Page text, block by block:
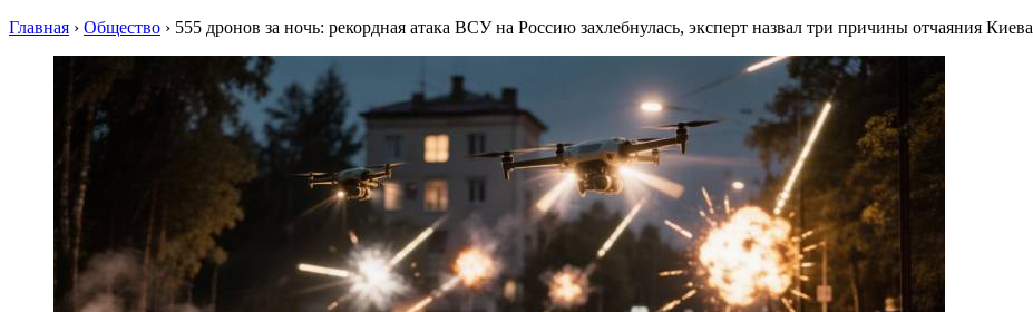
Главная › Общество › 555 дронов за ночь: рекордная атака ВСУ на Россию захлебнулась, эксперт назвал три причины отчаяния Киева